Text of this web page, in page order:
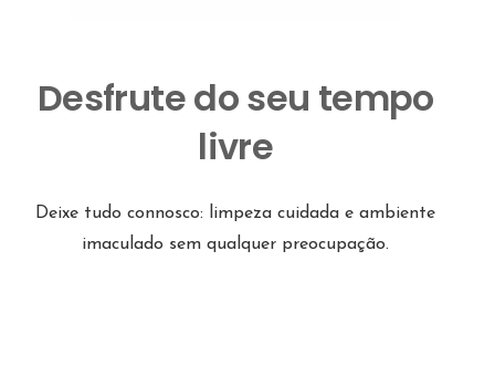
Desfrute do seu tempo
livre
Deixe tudo connosco: limpeza cuidada e ambiente
imaculado sem qualquer preocupação.